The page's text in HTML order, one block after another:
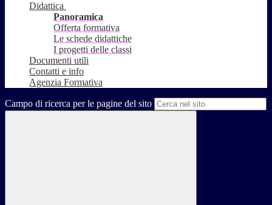
Didattica
Panoramica
Offerta formativa
Le schede didattiche
I progetti delle classi
Documenti utili
Contatti e info
Agenzia Formativa
Campo di ricerca per le pagine del sito